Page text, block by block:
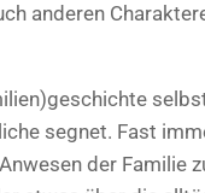
anderen
segnet. Fast
der Familie